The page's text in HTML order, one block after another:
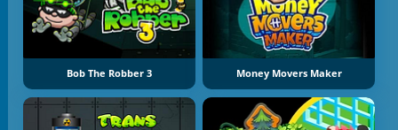
Bob The Robber 3 Money Movers Maker